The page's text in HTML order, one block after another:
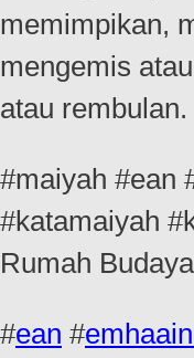
memimpikan,
mengemis
atau
#maiyah #ean
#katamaiyah
Rumah
#ean #